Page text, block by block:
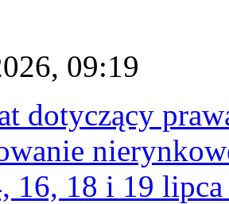
09:19
dotyczący
16, 18 i 19